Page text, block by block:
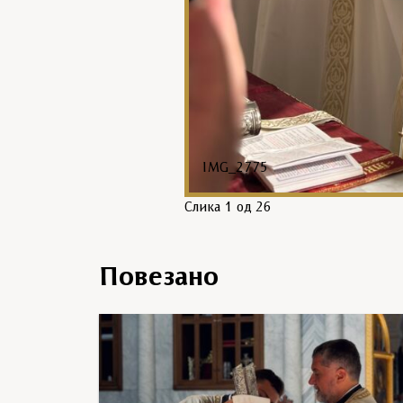
IMG_2775
Слика 1 од 26
Повезано